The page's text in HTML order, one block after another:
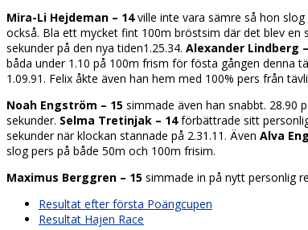
Mira-Li Hejdeman – 14ville inte vara sämre så hon
också. Bla ett mycket fint 100m bröstsim där det blev en
sekunder på den nya tiden1.25.34. Alexander Lindberg
båda under 1.10 på 100m frism för fösta gången denna
1.09.91. Felix åkte även han hem med 100% pers från
Noah Engström – 15 simmade även han snabbt. 28.90
sekunder. Selma Tretinjak – 14förbättrade sitt
sekunder när klockan stannade på 2.31.11. Även Alva
slog pers på både 50m och 100m frisim.
Maximus Berggren – 15 simmade in på nytt personlig
previous
post:
Resultat efter första Poängcupen
next
Resultat Hajen Race